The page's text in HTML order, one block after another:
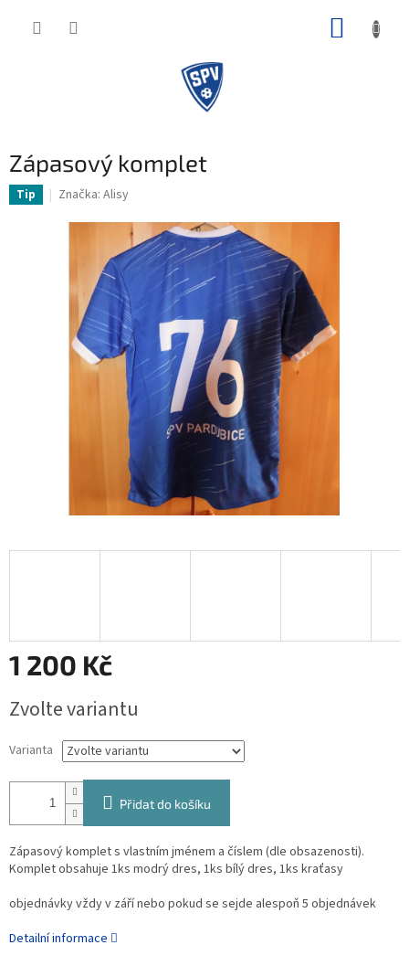
Zápasový komplet
Tip Značka: Alisy
1 200 Kč
cena:
Zvolte variantu
Varianta
Přidat do košíku
Zápasový komplet s vlastním jménem a číslem (dle obsazenosti).
Komplet obsahuje 1ks modrý dres, 1ks bílý dres, 1ks kraťasy
objednávky vždy v září nebo pokud se sejde alespoň 5 objednávek
Detailní informace